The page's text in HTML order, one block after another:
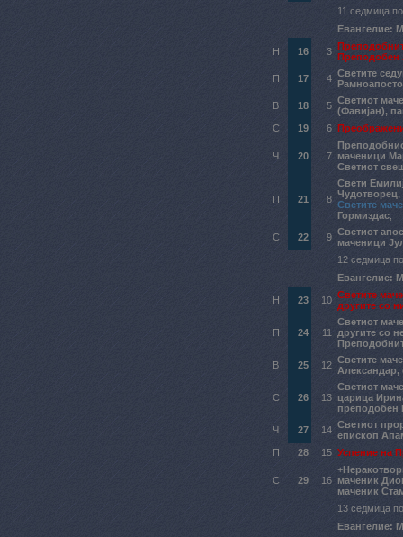
11 седмица
Евангелие:
Н 16 3 Преподобен
П
17 4 Светите
В
18 5 Светиот
(Фавијан),
С
19 6
Ч 20 7 маченици
Светиот
П 21 8
Свети
Чудотворец,
Светите
Гормиздас;
С
22 9 Светиот
маченици
12 седмица
Евангелие:
Н 23 10 Светите
другите со
П 24 11
Светиот
другите со
В
25 12 Светите
С 26 13
Светиот
царица
Ч
27 14 Светиот
епископ
П
28 15 Успение на
С 29 16
+
маченик
маченик
13 седмица
Евангелие: